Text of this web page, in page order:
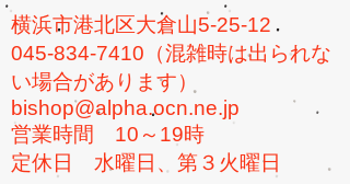
横浜市港北区大倉山5-25-12
045-834-7410（混雑時は出られな
い場合があります）
bishop@alpha.ocn.ne.jp
​営業時間 10～19時
​定休日 水曜日、第３火曜日